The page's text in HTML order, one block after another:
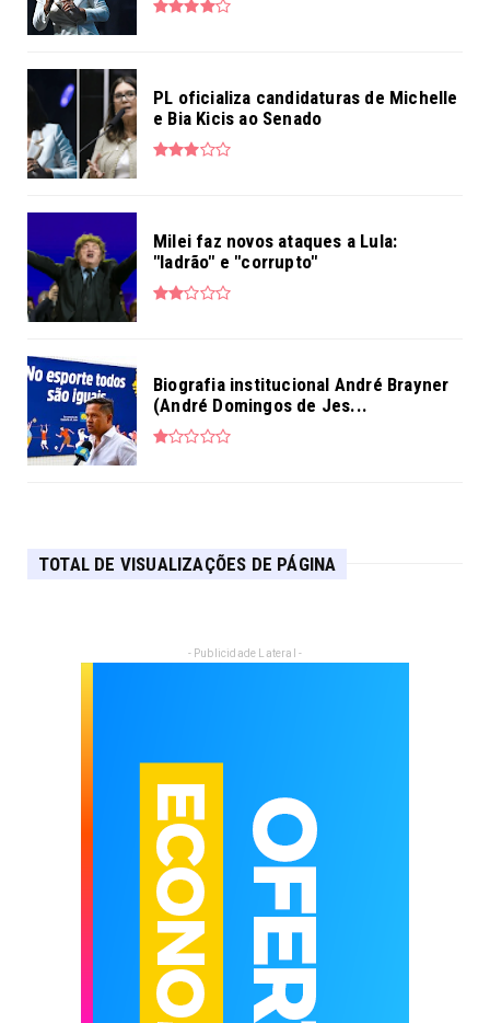
PL oficializa candidaturas de Michelle
e Bia Kicis ao Senado
Milei faz novos ataques a Lula:
"ladrão" e "corrupto"
Biografia institucional André Brayner
(André Domingos de Jes...
TOTAL DE VISUALIZAÇÕES DE PÁGINA
- Publicidade Lateral -